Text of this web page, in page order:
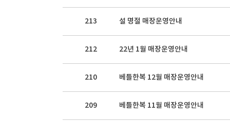
213 설 명절 매장운영안내
212 22년 1월 매장운영안내
210 베틀한복 12월 매장운영안내
209 베틀한복 11월 매장운영안내